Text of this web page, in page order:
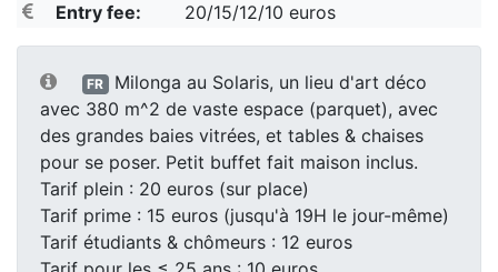
Entry fee:
20/15/12/10 euros
FR
Milonga au Solaris, un lieu d'art déco
avec 380 m^2 de vaste espace (parquet), avec
des grandes baies vitrées, et tables & chaises
pour se poser. Petit buffet fait maison inclus.
Tarif plein : 20 euros (sur place)
Tarif prime : 15 euros (jusqu'à 19H le jour-même)
Tarif étudiants & chômeurs : 12 euros